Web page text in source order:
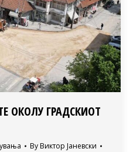
ОКОЛУ ГРАДСКИОТ
By Виктор Јаневски